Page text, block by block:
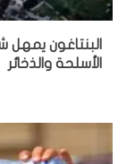
البنتاغون يمهل
الأسلحة والذخائر